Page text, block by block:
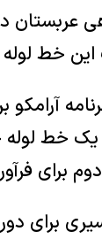
عربستان
بشکه در روز
آرامکو
خط لوله
برای
برای دور